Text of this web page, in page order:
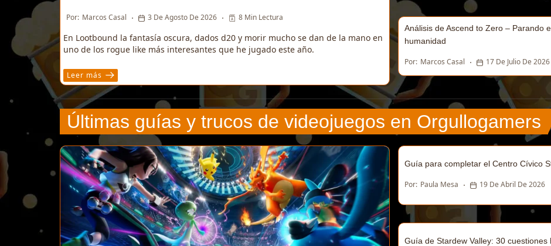
Por: Marcos Casal 3 De Agosto De 2026 8 Min Lectura
En Lootbound la fantasía oscura, dados d20 y morir mucho se dan de la mano en
uno de los rogue like más interesantes que he jugado este año.
Leer más
Análisis de Ascend to Zero – Parando
humanidad
Por: Marcos Casal 17 De Julio De 2026
Últimas guías y trucos de videojuegos en Orgullogamers
Guía para completar el Centro Cívico
Por: Paula Mesa 19 De Abril De 2026
Guía de Stardew Valley: 30 cuestiones